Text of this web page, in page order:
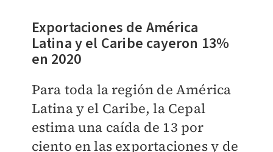
Exportaciones de América
Latina y el Caribe cayeron 13%
en 2020
Para toda la región de América
Latina y el Caribe, la Cepal
estima una caída de 13 por
ciento en las exportaciones y de